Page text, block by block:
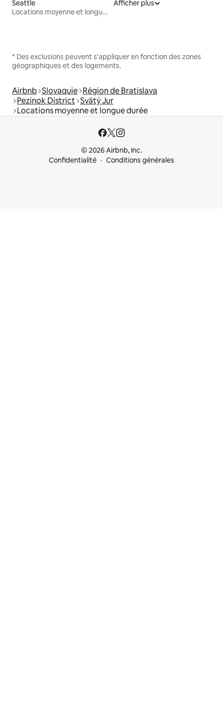
Seattle
Locations moyenne et longue durée
Afficher plus
* Des exclusions peuvent s'appliquer en fonction des zones
géographiques et des logements.
Airbnb Slovaquie Région de Bratislava
Pezinok District Svätý Jur
Locations moyenne et longue durée
© 2026 Airbnb, Inc.
Confidentialité
Conditions générales